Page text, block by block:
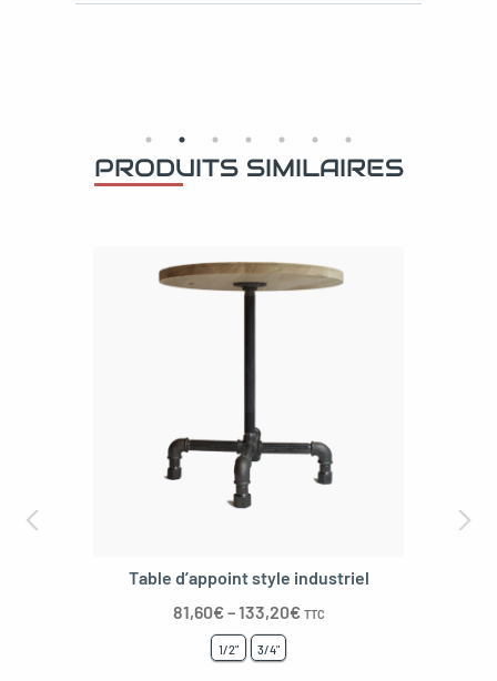
PRODUITS SIMILAIRES
Table d’appoint style industriel
81,60€–133,20€ TTC
1/2" 3/4"